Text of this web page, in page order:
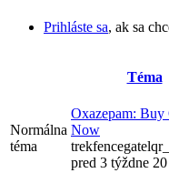
Prihláste sa, ak sa
Téma
Normálna
téma
Oxazepam: Buy
Now
pred 3 týždne